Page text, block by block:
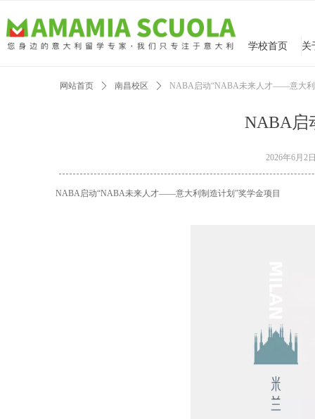
学校首页
NABA启
网站首页 ꄲ 南昌校区 ꄲ NABA启动“NABA未来人才——意大
2026年6月2
NABA启动“NABA未来人才——意大利制造计划”奖学金项目